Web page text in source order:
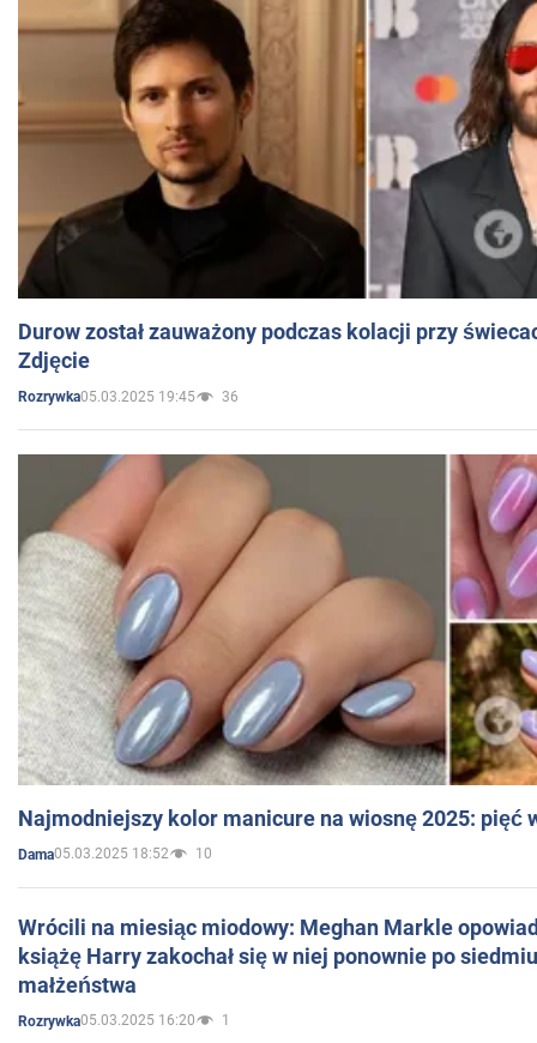
Durow został zauważony podczas kolacji przy
Zdjęcie
Rozrywka05.03.2025 19:45 36
Najmodniejszy kolor manicure na wiosnę 2025: pięć
Dama05.03.2025 18:52 10
Wrócili na miesiąc miodowy: Meghan Markle
książę Harry zakochał się w niej ponownie po
małżeństwa
Rozrywka05.03.2025 16:20 1